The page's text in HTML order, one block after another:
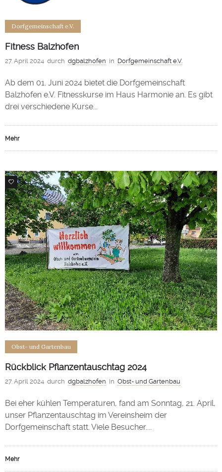
Dorfgemeinschaft e.V.
Fitness Balzhofen
27. April 2024 durch dgbalzhofen in Dorfgemeinschaft e.V.
Ab dem 01. Juni 2024 bietet die Dorfgemeinschaft
Balzhofen e.V. Fitnesskurse im Haus Harmonie an. Es gibt
drei verschiedene Kurse...
Mehr
0
Obst- und Gartenbau
Rückblick Pflanzentauschtag 2024
27. April 2024 durch dgbalzhofen in Obst- und Gartenbau
Bei eher kühlen Temperaturen, fand am Sonntag, 21. April,
unser Pflanzentauschtag im Vereinsheim der
Dorfgemeinschaft statt. Viele Besucher....
Mehr